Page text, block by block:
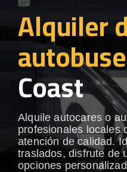
Alquiler
Coast
Alquile autocares o
profesionales locales
atención de calidad.
traslados, disfrute de
opciones